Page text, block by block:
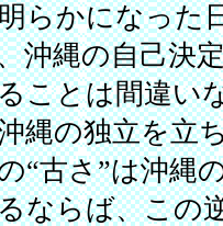
らかになった
沖縄の自己決
ことは間違い
縄の独立を立
“古さ”は沖縄
ならば、この